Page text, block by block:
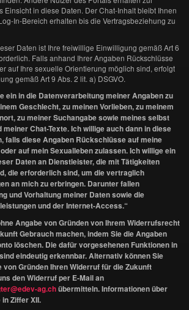
Einsicht in diese Daten. Der Chat-Inhalt bleibt Ihnen
In-Bereich erhalten bis die Vertragsbeziehung zu
Daten ist Ihre freiwillige Einwilligung gemäß Art 6
Falls anhand Ihrer Angaben Rückschlüsse
auf Ihre sexuelle Orientierung möglich sind, erfolgt
gemäß Art 9 Abs. 2 lit. a) DSGVO.
ein in die Datenverarbeitung meiner Angaben zu
Geschlecht, zu meinen Vorlieben, zu meinem
zu meiner Suchangabe sowie meines selbst
Chat-Texte. Ich willige auch dann in diese
falls diese Angaben Rückschlüsse auf meine
auf mein Sexualleben zulassen. Ich willige ein
Daten an Dienstleister, die mit Tätigkeiten
die erforderlich sind, um die vertraglich
an mich zu erbringen. Darunter fallen
und Vorhaltung meiner Daten sowie die
und der Internet-Access.“
Angabe von Gründen von Ihrem Widerrufsrecht
Gebrauch machen, indem Sie die Angaben
löschen. Die dafür vorgesehenen Funktionen in
eindeutig erkennbar. Alternativ können Sie
von Gründen Ihren Widerruf für die Zukunft
den Widerruf per E-Mail an
ag.chübermitteln. Informationen über
Ziffer XII.